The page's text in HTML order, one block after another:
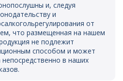
и, следуя
и
от
что размещенная на нашем
не подлежит
способом и может
в наших